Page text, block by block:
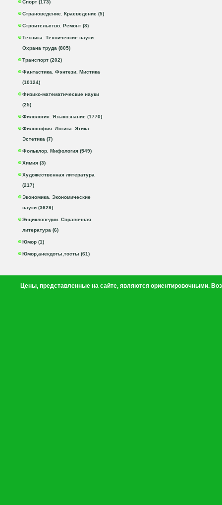
Спорт (173)
Страноведение. Краеведение (5)
Строительство. Ремонт (3)
Техника. Технические науки.
Охрана труда (805)
Транспорт (202)
Фантастика. Фэнтези. Мистика
(10124)
Физико-математические науки
(25)
Филология. Языкознание (1770)
Философия. Логика. Этика.
Эстетика (7)
Фольклор. Мифология (549)
Химия (3)
Художественная литература
(217)
Экономика. Экономические
науки (3629)
Энциклопедии. Справочная
литература (6)
Юмор (1)
Юмор,анекдоты,тосты (61)
Цены, представленные на сайте, являются ориентировочными.